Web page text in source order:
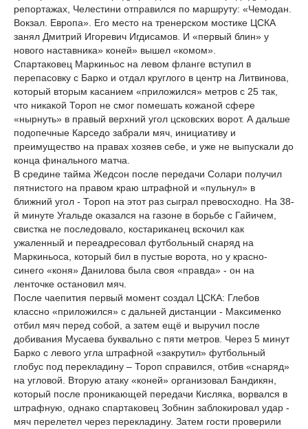
репортажах, Челестини отправился по маршруту: «Чемодан.
Вокзал. Европа». Его место на тренерском мостике ЦСКА
занял Дмитрий Игоревич Игдисамов. И «первый блин» у
нового наставника» коней» вышел «комом».
Спартаковец Маркиньос на левом фланге вступил в
перепасовку с Барко и отдал круглого в центр на Литвинова,
который вторым касанием «приложился» метров с 25 так,
что никакой Тороп не смог помешать кожаной сфере
«нырнуть» в правый верхний угол цсковских ворот. А дальше
подопечные Карседо забрали мяч, инициативу и
преимущество на правах хозяев себе, и уже не выпускали до
конца финального матча.
В средине тайма Жедсон после передачи Солари получил
пятнистого на правом краю штрафной и «пульнул» в
ближний угол - Тороп на этот раз сыграл превосходно. На 38-
й минуте Угальде оказался на газоне в борьбе с Гайичем,
свистка не последовало, костариканец вскочил как
ужаленный и переадресовал футбольный снаряд на
Маркиньоса, который бил в пустые ворота, но у красно-
синего «коня» Данилова была своя «правда» - он на
ленточке остановил мяч.
После чаепития первый момент создал ЦСКА: Глебов
классно «приложился» с дальней дистанции - Максименко
отбил мяч перед собой, а затем ещё и выручил после
добивания Мусаева буквально с пяти метров. Через 5 минут
Барко с левого угла штрафной «закрутил» футбольный
глобус под перекладину – Тороп справился, отбив «снаряд»
на угловой. Вторую атаку «коней» организовал Бандикян,
который после проникающей передачи Кисляка, ворвался в
штрафную, однако спартаковец Зобнин заблокировал удар -
мяч перелетел через перекладину. Затем гости проверили